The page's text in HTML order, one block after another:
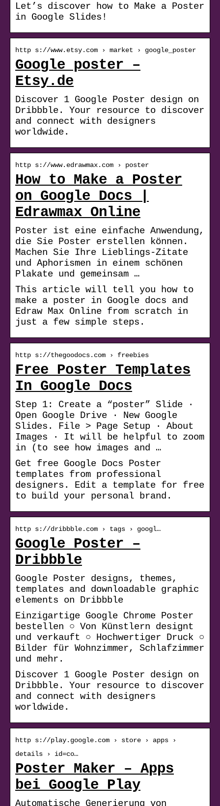
Let’s discover how to Make a Poster
in Google Slides!
http s://www.etsy.com › market › google_poster
Google poster –
Etsy.de
Discover 1 Google Poster design on
Dribbble. Your resource to discover
and connect with designers
worldwide.
http s://www.edrawmax.com › poster
How to Make a Poster
on Google Docs |
Edrawmax Online
Poster ist eine einfache Anwendung,
die Sie Poster erstellen können.
Machen Sie Ihre Lieblings-Zitate
und Aphorismen in einem schönen
Plakate und gemeinsam …
This article will tell you how to
make a poster in Google docs and
Edraw Max Online from scratch in
just a few simple steps.
http s://thegoodocs.com › freebies
Free Poster Templates
In Google Docs
Step 1: Create a “poster” Slide ·
Open Google Drive · New Google
Slides. File > Page Setup · About
Images · It will be helpful to zoom
in (to see how images and …
Get free Google Docs Poster
templates from professional
designers. Edit a template for free
to build your personal brand.
http s://dribbble.com › tags › googl…
Google Poster –
Dribbble
Google Poster designs, themes,
templates and downloadable graphic
elements on Dribbble
Einzigartige Google Chrome Poster
bestellen ○ Von Künstlern designt
und verkauft ○ Hochwertiger Druck ○
Bilder für Wohnzimmer, Schlafzimmer
und mehr.
Discover 1 Google Poster design on
Dribbble. Your resource to discover
and connect with designers
worldwide.
http s://play.google.com › store › apps ›
details › id=co…
Poster Maker – Apps
bei Google Play
Automatische Generierung von